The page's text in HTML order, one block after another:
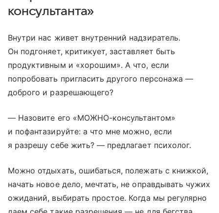
консультанта»
Внутри нас живет внутренний надзиратель.
Он подгоняет, критикует, заставляет быть
продуктивным и «хорошим». А что, если
попробовать пригласить другого персонажа —
доброго и разрешающего?
— Назовите его «МОЖНО-консультантом»
и пофантазируйте: а что мне можно, если
я разрешу себе жить? — предлагает психолог.
Можно отдыхать, ошибаться, полежать с книжкой,
начать новое дело, мечтать, не оправдывать чужих
ожиданий, выбирать простое. Когда мы регулярно